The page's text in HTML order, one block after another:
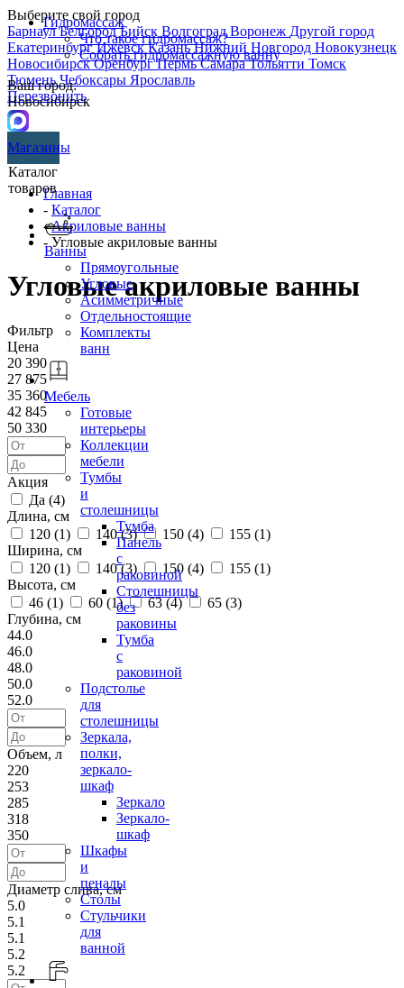
Выберите свой город
БарнаулБелгородБийск ВолгоградВоронеж Другой город
ЕкатеринбургИжевскКазаньНижний Новгород Новокузнецк
НовосибирскОренбургПермьСамараТольятти Томск
ТюменьЧебоксары Ярославль
Перезвонить
Гидромассаж
Что такое гидромассаж?
Собрать гидромассажную ванну
Ваш город:
Новосибирск
Магазины
Каталог
товаров
Ванны
Прямоугольные
Угловые
Асимметричные
Отдельностоящие
Комплекты
ванн
Мебель
Готовые
интерьеры
Коллекции
мебели
Тумбы
и
столешницы
Тумба
Панель
с
раковиной
Столешницы
без
раковины
Тумба
с
раковиной
Подстолье
для
столешницы
Зеркала,
полки,
зеркало-
шкаф
Зеркало
Зеркало-
шкаф
Шкафы
и
пеналы
Столы
Стульчики
для
ванной
Главная
- Каталог
-Акриловые ванны
- Угловые акриловые ванны
Угловые акриловые ванны
Фильтр
Цена
20 390
27 875
35 360
42 845
50 330
Акция
Да (4)
Длина, см
120 (1) 140 (3) 150 (4) 155 (1)
Ширина, см
120 (1) 140 (3) 150 (4) 155 (1)
Высота, см
46 (1) 60 (1) 63 (4) 65 (3)
Глубина, см
44.0
46.0
48.0
50.0
52.0
Объем, л
220
253
285
318
350
Диаметр слива, см
5.0
5.1
5.1
5.2
5.2